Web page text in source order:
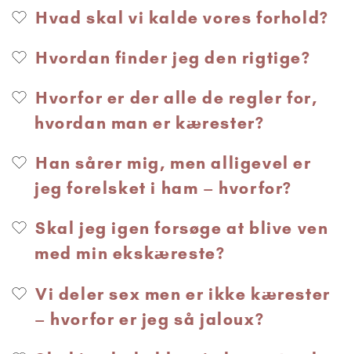
Hvad skal vi kalde vores forhold?
Hvordan finder jeg den rigtige?
Hvorfor er der alle de regler for,
hvordan man er kærester?
Han sårer mig, men alligevel er
jeg forelsket i ham – hvorfor?
Skal jeg igen forsøge at blive ven
med min ekskæreste?
Vi deler sex men er ikke kærester
– hvorfor er jeg så jaloux?